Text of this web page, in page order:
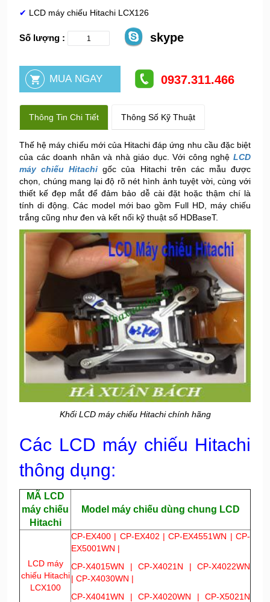
✔ LCD máy chiếu Hitachi LCX126
Số lượng : skype
0937.311.466
Thông Tin Chi Tiết Thông Số Kỹ Thuật
Thế hệ máy chiếu mới của Hitachi đáp ứng nhu cầu đặc biệt
của các doanh nhân và nhà giáo dục. Với công nghệ LCD
máy chiếu Hitachi gốc của Hitachi trên các mẫu được
chọn, chúng mang lại độ rõ nét hình ảnh tuyệt vời, cùng với
thiết kế đẹp mắt để đảm bảo dễ cài đặt hoặc thậm chí là
tính di động. Các model mới bao gồm Full HD, máy chiếu
trắng cũng như đen và kết nối kỹ thuật số HDBaseT.
Khối LCD máy chiếu Hitachi chính hãng
Các LCD máy chiếu Hitachi
thông dụng:
MÃ LCD
máy chiếu
Hitachi
Model máy chiếu dùng chung LCD
LCD máy
chiếu Hitachi
LCX100
CP-EX400 | CP-EX402 | CP-EX4551WN | CP-
EX5001WN |
CP-X4015WN | CP-X4021N | CP-X4022WN
| CP-X4030WN |
CP-X4041WN | CP-X4020WN | CP-X5021N